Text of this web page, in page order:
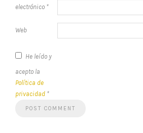
electrónico *
Web
He leído y
acepto la
Política de
privacidad *